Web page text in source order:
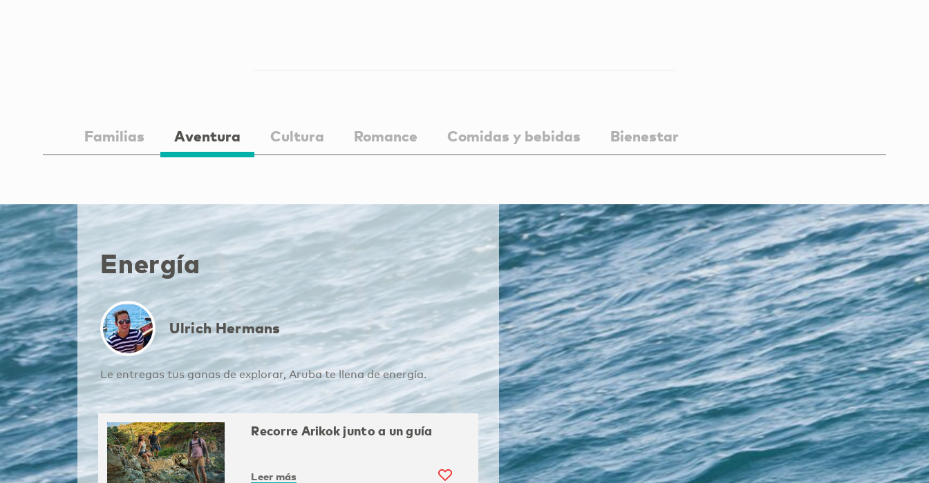
Familias Aventura Cultura Romance Comidas y bebidas Bienestar
Energía
Ulrich Hermans
Le entregas tus ganas de explorar, Aruba te llena de energía.
Recorre Arikok junto a un guía
Leer más